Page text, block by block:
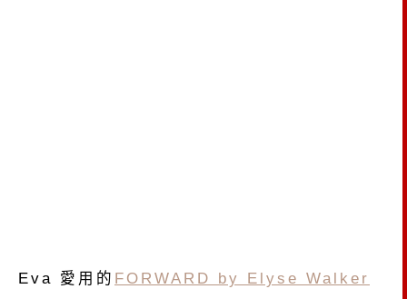
Eva 愛用的 FORWARD by Elyse Walker